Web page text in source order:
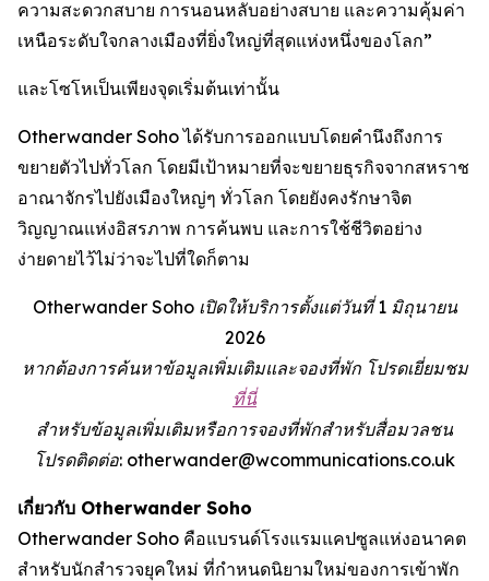
ความสะดวกสบาย การนอนหลับอย่างสบาย และความคุ้มค่า
เหนือระดับใจกลางเมืองที่ยิ่งใหญ่ที่สุดแห่งหนึ่งของโลก”
และโซโหเป็นเพียงจุดเริ่มต้นเท่านั้น
Otherwander Soho ได้รับการออกแบบโดยคำนึงถึงการ
ขยายตัวไปทั่วโลก โดยมีเป้าหมายที่จะขยายธุรกิจจากสหราช
อาณาจักรไปยังเมืองใหญ่ๆ ทั่วโลก โดยยังคงรักษาจิต
วิญญาณแห่งอิสรภาพ การค้นพบ และการใช้ชีวิตอย่าง
ง่ายดายไว้ไม่ว่าจะไปที่ใดก็ตาม
Otherwander Soho เปิดให้บริการตั้งแต่วันที่ 1 มิถุนายน
2026
หากต้องการค้นหาข้อมูลเพิ่มเติมและจองที่พัก โปรดเยี่ยมชม
ที่นี่
สำหรับข้อมูลเพิ่มเติมหรือการจองที่พักสำหรับสื่อมวลชน
โปรดติดต่อ: otherwander@wcommunications.co.uk
เกี่ยวกับ Otherwander Soho
Otherwander Soho คือแบรนด์โรงแรมแคปซูลแห่งอนาคต
สำหรับนักสำรวจยุคใหม่ ที่กำหนดนิยามใหม่ของการเข้าพัก